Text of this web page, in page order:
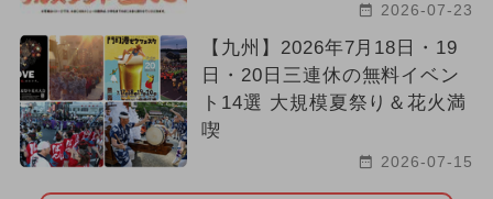
2026-07-23
【九州】2026年7月18日・19
日・20日三連休の無料イベン
ト14選 大規模夏祭り＆花火満
喫
2026-07-15